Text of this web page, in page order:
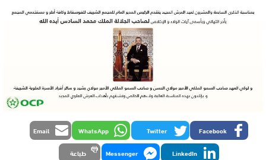
Facebook
Twitter
WhatsApp
Email
LinkedIn
Messenger طباعة